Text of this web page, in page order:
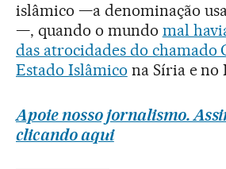
islâmico —a denominação
—, quando o mundo mal
das atrocidades do chamado
Estado Islâmico na Síria e no
Apoie nosso jornalismo.
clicando aqui